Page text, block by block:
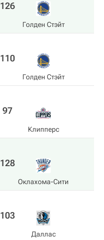
126
Голден Стэйт
110
Голден Стэйт
97
Клипперс
128
Оклахома-Сити
103
Даллас